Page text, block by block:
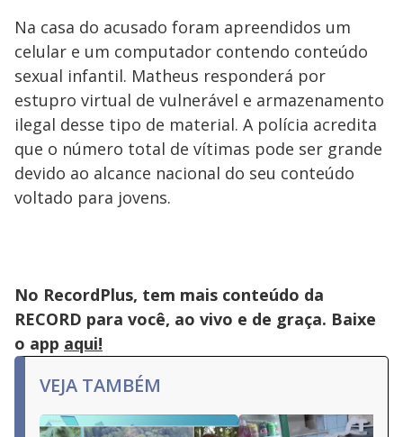
Na casa do acusado foram apreendidos um
celular e um computador contendo conteúdo
sexual infantil. Matheus responderá por
estupro virtual de vulnerável e armazenamento
ilegal desse tipo de material. A polícia acredita
que o número total de vítimas pode ser grande
devido ao alcance nacional do seu conteúdo
voltado para jovens.
No RecordPlus, tem mais conteúdo da
RECORD para você, ao vivo e de graça. Baixe
o app aqui!
VEJA TAMBÉM